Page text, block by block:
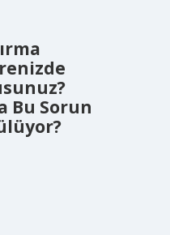
Bu Sorun